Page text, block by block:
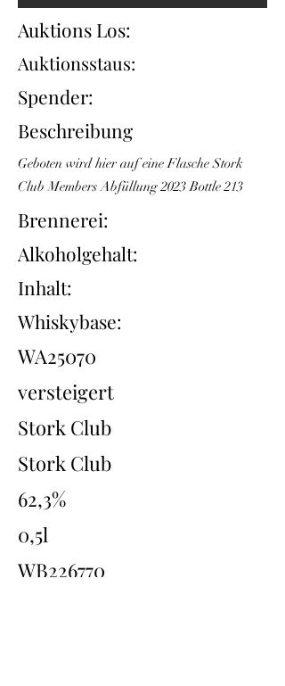
Auktions Los:
Auktionsstaus:
Spender:
Beschreibung
Geboten wird hier auf eine Flasche Stork
Club Members Abfüllung 2023 Bottle 213
Brennerei:
Alkoholgehalt:
Inhalt:
Whiskybase:
WA25070
versteigert
Stork Club
Stork Club
62,3%
0,5l
WB226770